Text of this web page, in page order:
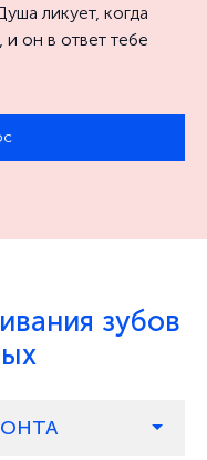
ликует, когда
и он в ответ тебе
зубов